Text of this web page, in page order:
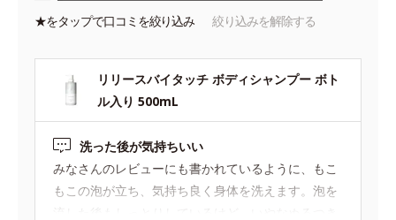
★をタップで口コミを絞り込み 絞り込みを解除する
リリースバイタッチ ボディシャンプー ボト
ル入り 500mL
洗った後が気持ちいい
みなさんのレビューにも書かれているように、もこ
もこの泡が立ち、気持ち良く身体を洗えます。泡を